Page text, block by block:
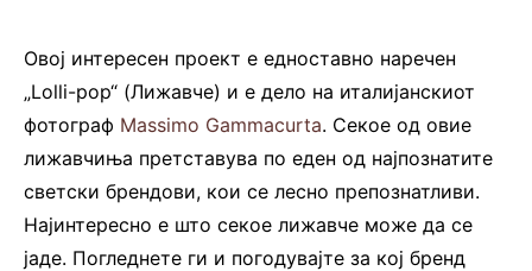
Овој интересен проект е едноставно наречен
„Lolli-pop“ (Лижавче) и е дело на италијанскиот
фотограф Massimo Gammacurta. Секое од овие
лижавчиња претставува по еден од најпознатите
светски брендови, кои се лесно препознатливи.
Најинтересно е што секое лижавче може да се
јаде. Погледнете ги и погодувајте за кој бренд